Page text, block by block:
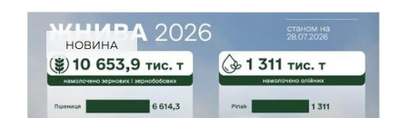
НОВИНА